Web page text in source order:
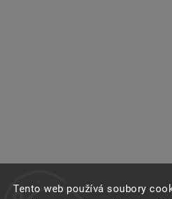
Tento web používá soubory